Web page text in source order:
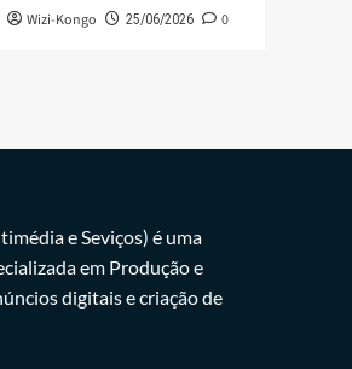
Wizi-Kongo 25/06/2026 0
e Seviços) é uma
em Produção e
digitais e criação de